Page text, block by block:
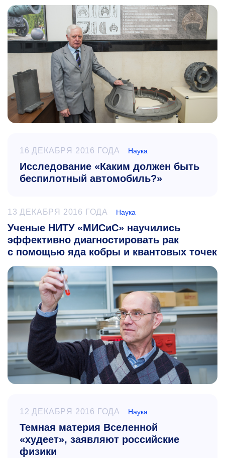
16 ДЕКАБРЯ 2016 ГОДА Наука
Исследование «Каким должен быть
беспилотный автомобиль?»
13 ДЕКАБРЯ 2016 ГОДА Наука
Ученые НИТУ «МИСиС» научились
эффективно диагностировать рак
с помощью яда кобры и квантовых точек
12 ДЕКАБРЯ 2016 ГОДА Наука
Темная материя Вселенной
«худеет», заявляют российские
физики